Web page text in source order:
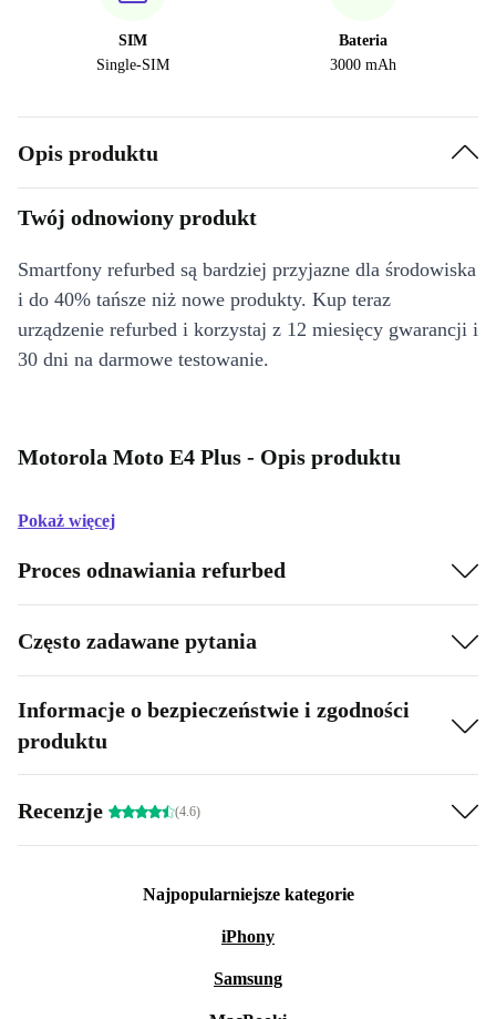
SIM
Single-SIM
Bateria
3000 mAh
Opis produktu
Twój odnowiony produkt
Smartfony refurbed są bardziej przyjazne dla środowiska
i do 40% tańsze niż nowe produkty. Kup teraz
urządzenie refurbed i korzystaj z 12 miesięcy gwarancji i
30 dni na darmowe testowanie.
Motorola Moto E4 Plus - Opis produktu
Pokaż więcej
Proces odnawiania refurbed
Często zadawane pytania
Informacje o bezpieczeństwie i zgodności
produktu
Recenzje (4.6)
Najpopularniejsze kategorie
iPhony
Samsung